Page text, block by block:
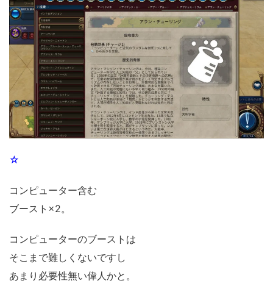
☆
コンピューター含む
ブースト×2。
コンピューターのブーストは
そこまで難しくないですし
あまり必要性無い偉人かと。